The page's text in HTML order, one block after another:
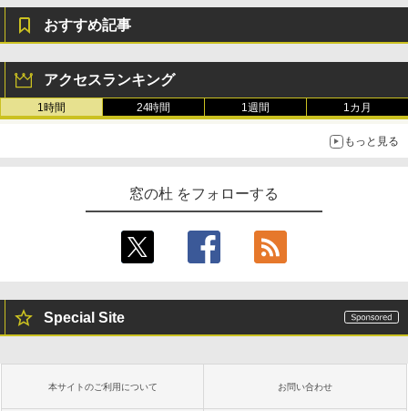
おすすめ記事
アクセスランキング
1時間 24時間 1週間 1カ月
もっと見る
窓の杜 をフォローする
Special Site
本サイトのご利用について お問い合わせ